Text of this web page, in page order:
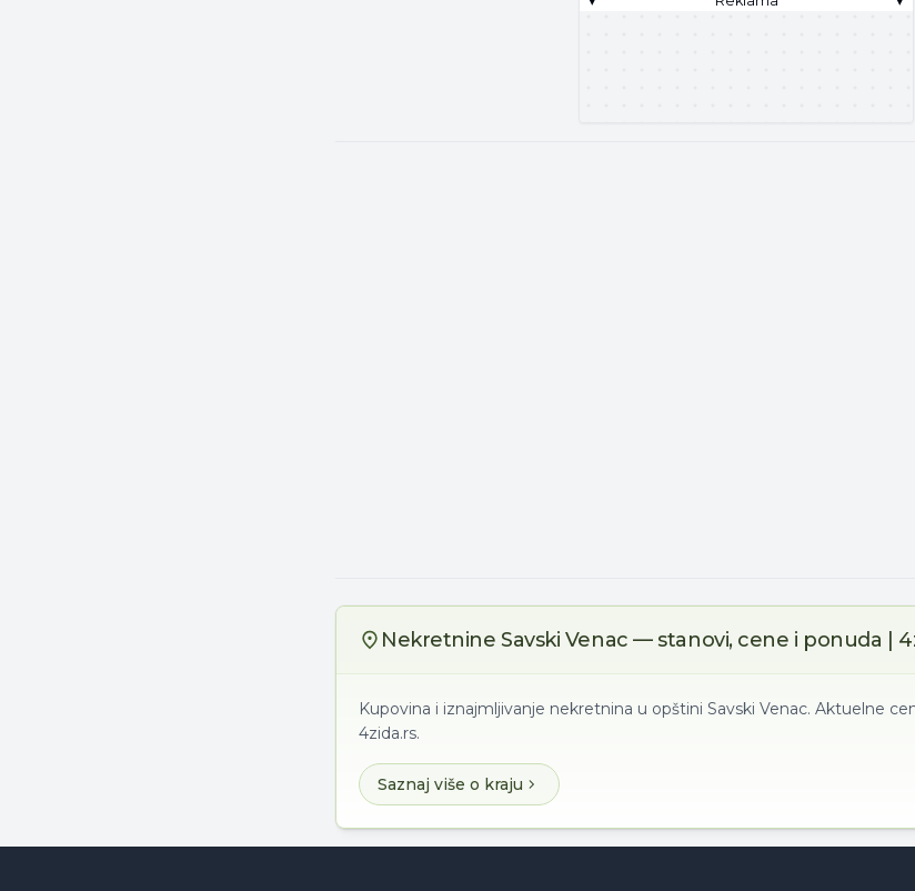
Nekretnine Savski Venac — stanovi, cene i ponuda |
Kupovina i iznajmljivanje nekretnina u opštini Savski Venac. Aktuelne
4zida.rs.
Saznaj više o kraju